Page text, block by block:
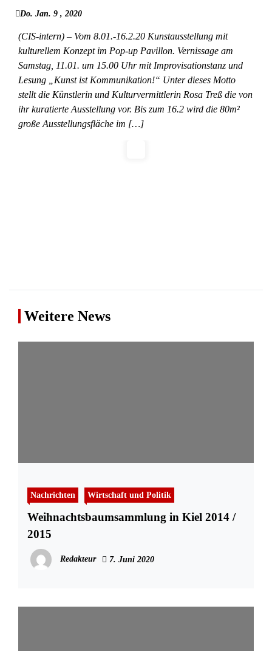
Do. Jan. 9 , 2020
(CIS-intern) – Vom 8.01.-16.2.20 Kunstausstellung mit
kulturellem Konzept im Pop-up Pavillon. Vernissage am
Samstag, 11.01. um 15.00 Uhr mit Improvisationstanz und
Lesung „Kunst ist Kommunikation!“ Unter dieses Motto
stellt die Künstlerin und Kulturvermittlerin Rosa Treß die von
ihr kuratierte Ausstellung vor. Bis zum 16.2 wird die 80m²
große Ausstellungsfläche im […]
Weitere News
Nachrichten Wirtschaft und Politik
Weihnachtsbaumsammlung in Kiel 2014 /
2015
Redakteur 7. Juni 2020